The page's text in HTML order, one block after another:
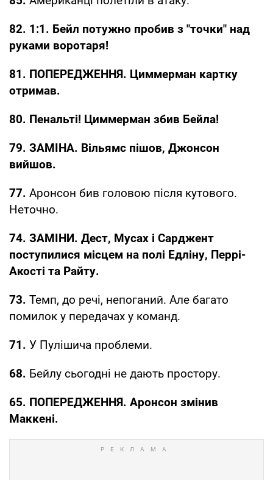
82. 1:1. Бейл потужно пробив з "точки" над
руками воротаря!
81. ПОПЕРЕДЖЕННЯ. Циммерман картку
отримав.
80. Пенальті! Циммерман збив Бейла!
79. ЗАМІНА. Вільямс пішов, Джонсон
вийшов.
77. Аронсон бив головою після кутового.
Неточно.
74. ЗАМІНИ. Дест, Мусах і Сарджент
поступилися місцем на полі Едліну, Перрі-
Акості та Райту.
73. Темп, до речі, непоганий. Але багато
помилок у передачах у команд.
71. У Пулішича проблеми.
68. Бейлу сьогодні не дають простору.
65. ПОПЕРЕДЖЕННЯ. Аронсон змінив
Маккені.